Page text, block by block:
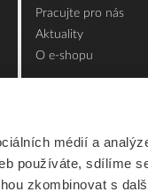
médií a
používáte, sdílíme
zkombinovat s
Pracujte pro nás
Aktuality
O e-shopu